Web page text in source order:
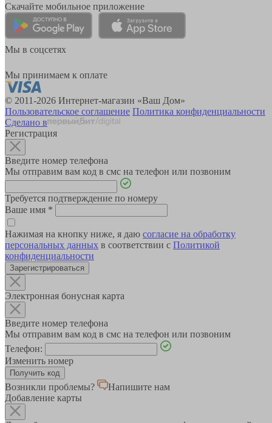
Скачайте мобильное приложение
Мы в соцсетях
Мы принимаем к оплате
© 2011-2026 Интернет-магазин «Ваш Дом»
Пользовательское соглашение Политика конфиденциальности
Сделано в
Регистрация
Введите номер телефона
Мы отправим вам код в смс на телефон или позвоним
Требуется подтверждение по номеру
Ваше имя *
Нажимая на кнопку ниже, я даю согласие на обработку
персональных данных в соответствии с Политикой
конфиденциальности
Зарегистрироваться
Электронная бонусная карта
Введите номер телефона
Мы отправим вам код в смс на телефон или позвоним
Телефон:
Изменить номер
Возникли проблемы?
Напишите нам
Добавление карты